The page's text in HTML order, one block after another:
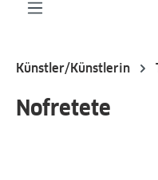
Künstler/Künstlerin
Nofretete